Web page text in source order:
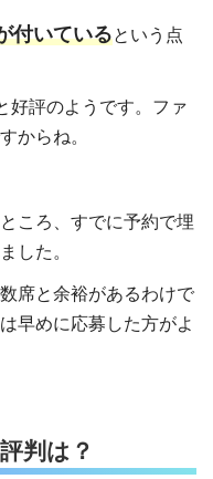
付いているという点
好評のようです。ファ
からね。
ころ、すでに予約で埋
した。
席と余裕があるわけで
早めに応募した方がよ
判は？